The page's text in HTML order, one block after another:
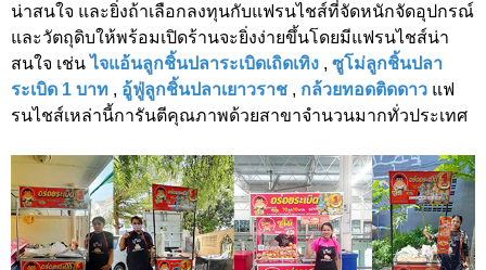
น่าสนใจ และยิ่งถ้าเลือกลงทุนกับแฟรนไชส์ที่จัดหนักจัดอุปกรณ์
และวัตถุดิบให้พร้อมเปิดร้านจะยิ่งง่ายขึ้นโดยมีแฟรนไชส์น่า
สนใจ เช่นไจแอ้นลูกชิ้นปลาระเบิดเถิดเทิง , ซูโม่ลูกชิ้นปลา
ระเบิด 1 บาท , อู้ฟู่ลูกชิ้นปลาเยาวราช , กล้วยทอดติดดาว แฟ
รนไชส์เหล่านี้การันตีคุณภาพด้วยสาขาจำนวนมากทั่วประเทศ